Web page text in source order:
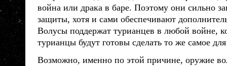
война или драка в баре. Поэтому они сильно
защиты, хотя и сами обеспечивают
Волусы поддержат турианцев в любой войне,
турианцы будут готовы сделать то же самое
Возможно, именно по этой причине, оружие